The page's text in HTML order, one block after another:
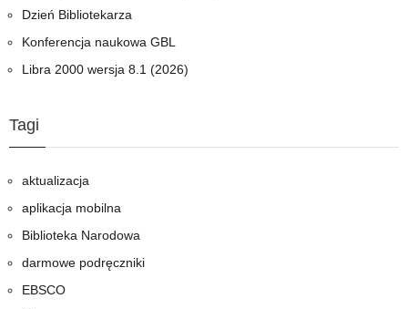
Dzień Bibliotekarza
Konferencja naukowa GBL
Libra 2000 wersja 8.1 (2026)
Tagi
aktualizacja
aplikacja mobilna
Biblioteka Narodowa
darmowe podręczniki
EBSCO